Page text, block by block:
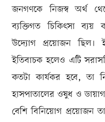
জনগণকে নিজস্ব অর্থ
ব্যক্তিগত চিকিৎসা ব্যয়
উদ্যোগ প্রয়োজন ছিল।
ইতিবাচক হলেও এটি
কতটা কার্যকর হবে, তা
হাসপাতালের ওষুধ ও
বেশি বিনিয়োগ প্রয়োজন